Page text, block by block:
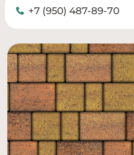
+7 (950) 487-89-70